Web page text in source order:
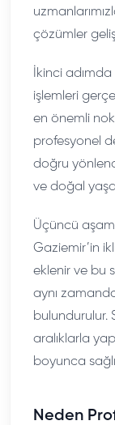
çözümler
İkinci
işlemleri
en önemli
profesyonel
doğru
ve doğal
Üçüncü
Gaziemir’in
eklenir ve bu
aynı
bulundurulur.
aralıklarla
boyunca
Neden